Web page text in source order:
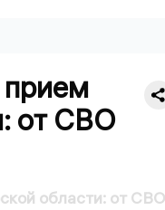
от СВО
области: от СВО